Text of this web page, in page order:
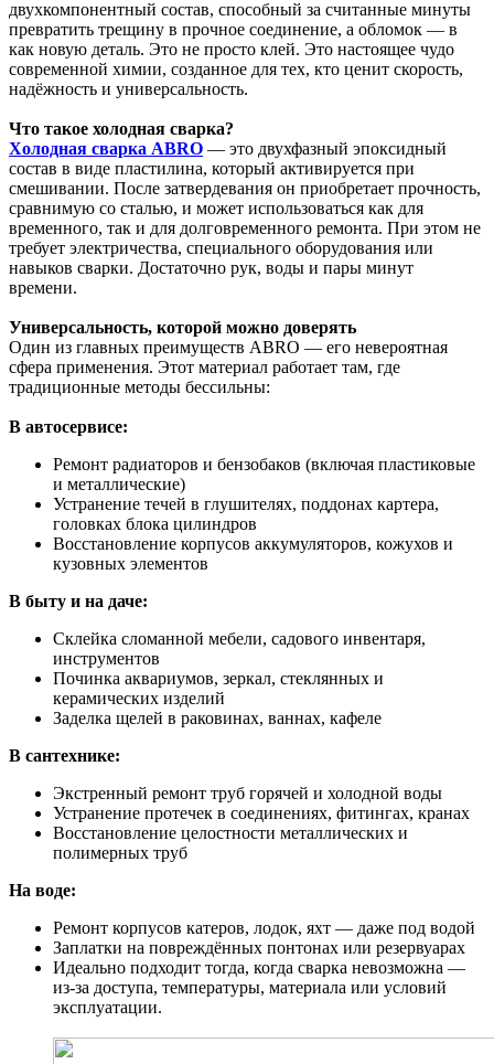
двухкомпонентный состав, способный за считанные минуты
превратить трещину в прочное соединение, а обломок — в
как новую деталь. Это не просто клей. Это настоящее чудо
современной химии, созданное для тех, кто ценит скорость,
надёжность и универсальность.
Что такое холодная сварка?
Холодная сварка ABRO — это двухфазный эпоксидный
состав в виде пластилина, который активируется при
смешивании. После затвердевания он приобретает прочность,
сравнимую со сталью, и может использоваться как для
временного, так и для долговременного ремонта. При этом не
требует электричества, специального оборудования или
навыков сварки. Достаточно рук, воды и пары минут
времени.
Универсальность, которой можно доверять
Один из главных преимуществ ABRO — его невероятная
сфера применения. Этот материал работает там, где
традиционные методы бессильны:
В автосервисе:
Ремонт радиаторов и бензобаков (включая пластиковые
и металлические)
Устранение течей в глушителях, поддонах картера,
головках блока цилиндров
Восстановление корпусов аккумуляторов, кожухов и
кузовных элементов
В быту и на даче:
Склейка сломанной мебели, садового инвентаря,
инструментов
Починка аквариумов, зеркал, стеклянных и
керамических изделий
Заделка щелей в раковинах, ваннах, кафеле
В сантехнике:
Экстренный ремонт труб горячей и холодной воды
Устранение протечек в соединениях, фитингах, кранах
Восстановление целостности металлических и
полимерных труб
На воде:
Ремонт корпусов катеров, лодок, яхт — даже под водой
Заплатки на повреждённых понтонах или резервуарах
Идеально подходит тогда, когда сварка невозможна —
из-за доступа, температуры, материала или условий
эксплуатации.